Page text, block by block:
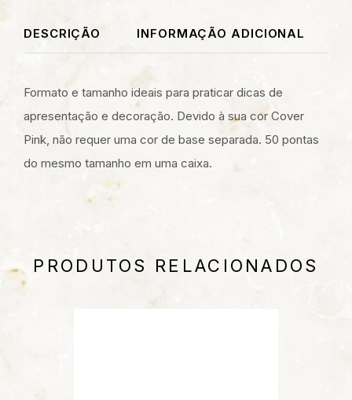
DESCRIÇÃO INFORMAÇÃO ADICIONAL
Formato e tamanho ideais para praticar dicas de
apresentação e decoração. Devido à sua cor Cover
Pink, não requer uma cor de base separada. 50 pontas
do mesmo tamanho em uma caixa.
PRODUTOS RELACIONADOS